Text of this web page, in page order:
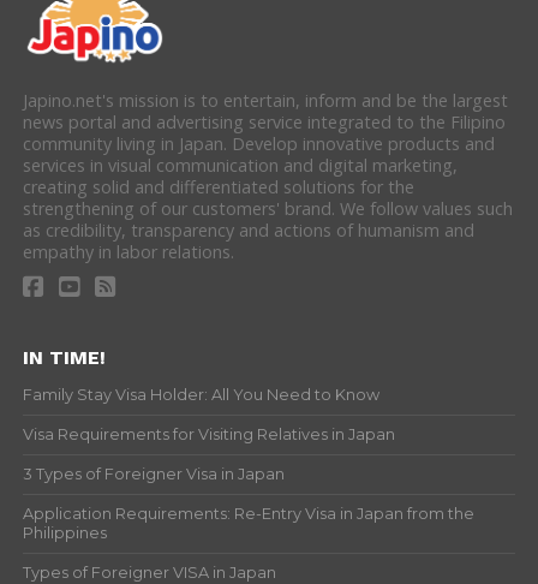
Japino.net's mission is to entertain, inform and be the largest
news portal and advertising service integrated to the Filipino
community living in Japan. Develop innovative products and
services in visual communication and digital marketing,
creating solid and differentiated solutions for the
strengthening of our customers' brand. We follow values such
as credibility, transparency and actions of humanism and
empathy in labor relations.
IN TIME!
Family Stay Visa Holder: All You Need to Know
Visa Requirements for Visiting Relatives in Japan
3 Types of Foreigner Visa in Japan
Application Requirements: Re-Entry Visa in Japan from the
Philippines
Types of Foreigner VISA in Japan